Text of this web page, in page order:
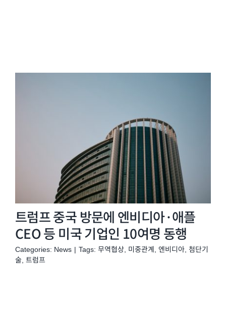
트럼프 중국 방문에 엔비디아·애플
CEO 등 미국 기업인 10여명 동행
Categories: News | Tags: 무역협상, 미중관계 엔비디아, 첨단기
술 트럼프